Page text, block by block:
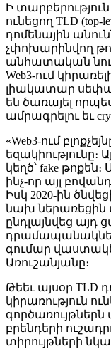
Ի տարբերություն
ունեցող TLD
դոմենային
չփոխարինվող
անհատական
Web3-ում
լիակատար
են ծառայել
ամրագրելու եւ
«Web3-ում
եզակիությունը։
կեղծ՝ fake թոքեն։
ինչ-որ այլ
Իսկ 2020-ին
նախ
ընդլայնվեց այդ
գումար
Առուշանյանը։
Թեեւ այսօր TLD
կիրառություն
բրենդերի
տիրույթների